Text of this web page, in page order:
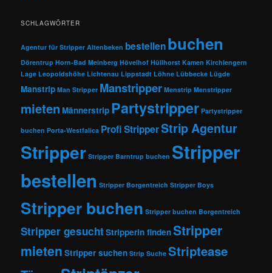
SCHLAGWÖRTER
Agentur für Stripper Altenbeken bestellenbuchen
Dörentrup Horn-Bad Meinberg Hövelhof Hüllhorst Kamen Kirchlengern
Lage Leopoldshöhe Lichtenau Lippstadt Löhne Lübbecke Lügde
Manstrip Man Stripper Manstripper Menstrip Menstripper
mieten Männerstrip Partystripper Partystripper
buchen Porta-Westfalica Profi StripperStrip Agentur
Stripper Stripper Barntrup buchen Stripper
bestellen Stripper Borgentreich Stripper Boys
Stripper buchen Stripper buchen Borgentreich
Stripper gesuchtStripperin findenStripper
mieten Stripper suchen Strip Suche Striptease